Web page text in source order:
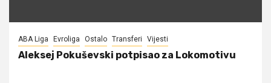
ABA Liga Evroliga Ostalo Transferi Vijesti
Aleksej Pokuševski potpisao za Lokomotivu